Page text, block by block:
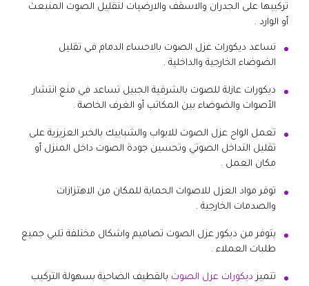
تركيبها على الجدران والاسقف والارضيات لتقليل الصوت المنبعث
أو الوارد .
تساعد ديكورات عزل الصوت بالاحساء الدمام في تقليل
الضوضاء الخارجية والداخلية .
ديكورات عازلة للصوت بالشرقية الجبيل تساعد في منع انتشار
الأصوات والضوضاء بين المكاتب أو الغرف الخاصة .
تعمل الواح عزل الصوت للابواب والشبابيك بالخبر العزيزية على
تقليل التداخل الصوتي وتحسين جودة الصوت داخل المنزل أو
مكان العمل .
توفر مواد العزل للاصوات الحماية للمكان من الاهتزازات
والصدمات الخارجية .
يتوفر من ديكور عزل الصوت تصاميم واشكال مختلفة تلبي جميع
طلبات العملاء .
تتميز ديكورات عزل الصوت بالقطيف الضاحية بسهولة التركيب